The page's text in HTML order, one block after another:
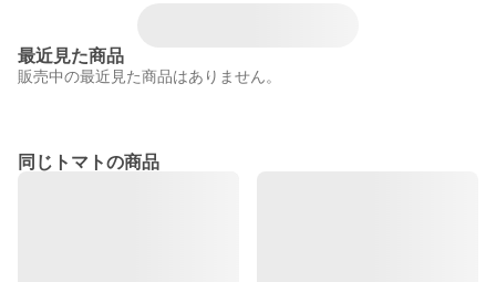
最近見た商品
販売中の最近見た商品はありません。
同じトマトの商品